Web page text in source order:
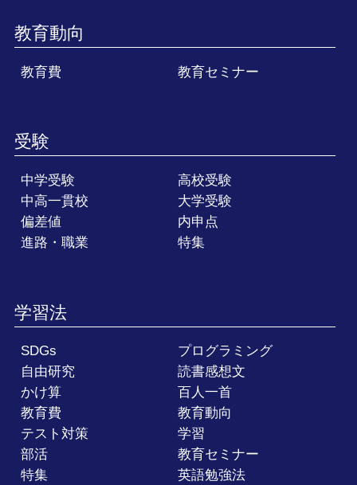
教育動向
教育費 教育セミナー
受験
中学受験
高校受験
中高一貫校
大学受験
偏差値
内申点
進路・職業
特集
学習法
SDGs
プログラミング
自由研究
読書感想文
かけ算
百人一首
教育費
教育動向
テスト対策
学習
部活
教育セミナー
特集
英語勉強法